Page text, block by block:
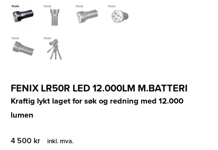
FENIX LR50R LED 12.000LM M.BATTERI
Kraftig lykt laget for søk og redning med 12.000
lumen
4 500 kr inkl. mva.